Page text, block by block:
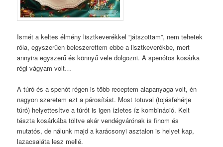
Ismét a keltes élmény lisztkeverékkel “játszottam”, nem tehetek
róla, egyszerűen beleszerettem ebbe a lisztkeverékbe, mert
annyira egyszerű és könnyű vele dolgozni. A spenótos kosárka
régi vágyam volt…
A túró és a spenót régen is több receptem alapanyaga volt, én
nagyon szeretem ezt a párosítást. Most totuval (tojásfehérje
túró) helyettesítve a túrót is igen ízletes íz kombináció. Kelt
tészta kosárkába töltve akár vendégvárónak is finom és
mutatós, de nálunk majd a karácsonyi asztalon is helyet kap,
lazacsaláta lesz mellé.